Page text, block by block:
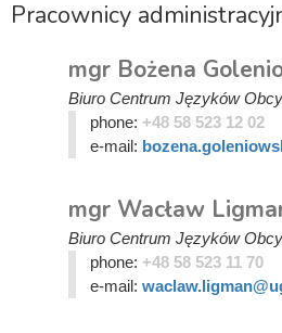
Pracownicy
mgr Bożena
Biuro Centrum Języków
phone: +48 58 523 12 02
e-mail:
mgr Wacław
Biuro Centrum Języków
phone: +48 58 523 11 70
e-mail: